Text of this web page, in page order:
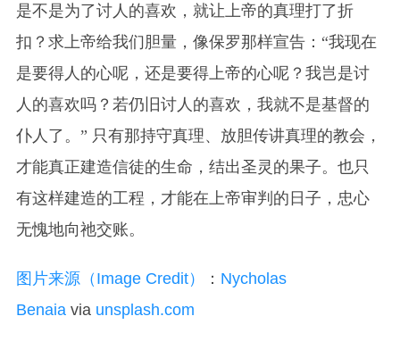
是不是为了讨人的喜欢，就让上帝的真理打了折
扣？求上帝给我们胆量，像保罗那样宣告：“我现在
是要得人的心呢，还是要得上帝的心呢？我岂是讨
人的喜欢吗？若仍旧讨人的喜欢，我就不是基督的
仆人了。” 只有那持守真理、放胆传讲真理的教会，
才能真正建造信徒的生命，结出圣灵的果子。也只
有这样建造的工程，才能在上帝审判的日子，忠心
无愧地向祂交账。
图片来源（Image Credit） ： Nycholas
Benaiavia unsplash.com